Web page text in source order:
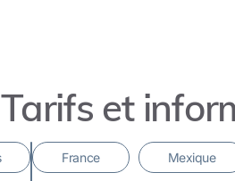
Tarifs et
France